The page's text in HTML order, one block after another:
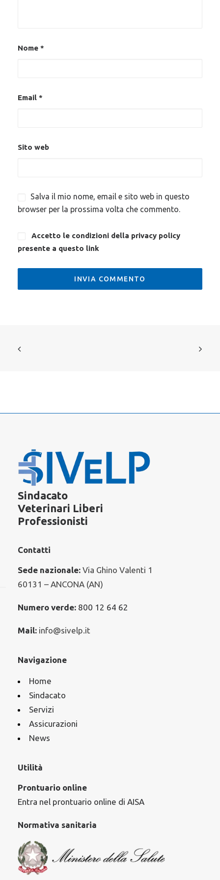
Nome *
Email *
Sito web
Salva il mio nome, email e sito web in questo
browser per la prossima volta che commento.
Accetto le condizioni della privacy policy
presente a questo link
Sindacato
Veterinari Liberi
Professionisti
Contatti
Sede nazionale: Via Ghino Valenti 1
60131 – ANCONA (AN)
Numero verde: 800 12 64 62
Mail: info@sivelp.it
Navigazione
Home
Sindacato
Servizi
Assicurazioni
News
Utilità
Prontuario online
Entra nel prontuario online di AISA
Normativa sanitaria